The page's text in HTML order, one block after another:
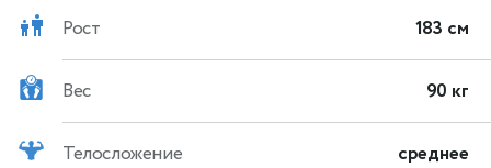
Рост 183 см
Вес 90 кг
Телосложение среднее